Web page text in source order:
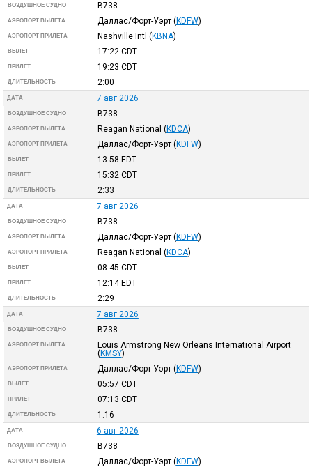
ВОЗДУШНОЕ СУДНО B738
АЭРОПОРТ ВЫЛЕТА Даллас/Форт-Уэрт (KDFW)
АЭРОПОРТ ПРИЛЕТА Nashville Intl (KBNA)
ВЫЛЕТ 17:22 CDT
ПРИЛЕТ 19:23 CDT
ДЛИТЕЛЬНОСТЬ 2:00
ДАТА 7 авг 2026
ВОЗДУШНОЕ СУДНО B738
АЭРОПОРТ ВЫЛЕТА Reagan National (KDCA)
АЭРОПОРТ ПРИЛЕТА Даллас/Форт-Уэрт (KDFW)
ВЫЛЕТ 13:58 EDT
ПРИЛЕТ 15:32 CDT
ДЛИТЕЛЬНОСТЬ 2:33
ДАТА 7 авг 2026
ВОЗДУШНОЕ СУДНО B738
АЭРОПОРТ ВЫЛЕТА Даллас/Форт-Уэрт (KDFW)
АЭРОПОРТ ПРИЛЕТА Reagan National (KDCA)
ВЫЛЕТ 08:45 CDT
ПРИЛЕТ 12:14EDT
ДЛИТЕЛЬНОСТЬ 2:29
ДАТА 7 авг 2026
ВОЗДУШНОЕ СУДНО B738
АЭРОПОРТ ВЫЛЕТА
Louis Armstrong New Orleans International Airport
(KMSY)
АЭРОПОРТ ПРИЛЕТА Даллас/Форт-Уэрт (KDFW)
ВЫЛЕТ 05:57 CDT
ПРИЛЕТ 07:13 CDT
ДЛИТЕЛЬНОСТЬ 1:16
ДАТА 6 авг 2026
ВОЗДУШНОЕ СУДНО B738
АЭРОПОРТ ВЫЛЕТА Даллас/Форт-Уэрт (KDFW)